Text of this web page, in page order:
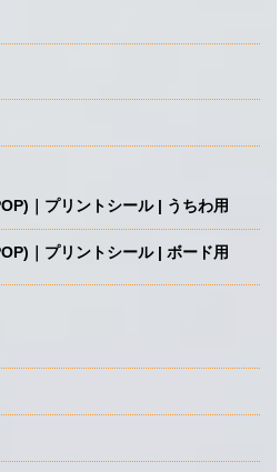
｜プリントシール | うちわ用
｜プリントシール | ボード用